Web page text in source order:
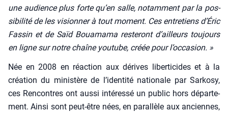
une audience plus forte qu’en salle, notam­ment par la pos­
si­bi­li­té de les vision­ner à tout moment. Ces entre­tiens d’É­ric
Fas­sin et de Saïd Boua­ma­ma res­te­ront d’ailleurs tou­jours
en ligne sur notre chaîne you­tube, créée pour l’oc­ca­sion. »
Née en 2008 en réac­tion aux dérives liber­ti­cides et à la
créa­tion du minis­tère de l’i­den­ti­té natio­nale par Sar­ko­sy,
ces Ren­contres ont aus­si inté­res­sé un public hors dépar­te­
ment. Ain­si sont peut-être nées, en paral­lèle aux anciennes,